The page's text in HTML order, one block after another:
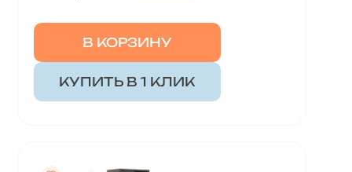
В КОРЗИНУ
КУПИТЬ В 1 КЛИК